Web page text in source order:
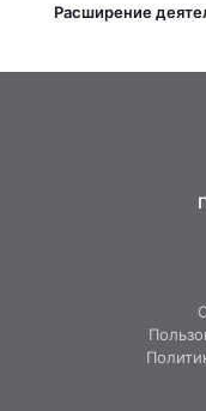
Расширение